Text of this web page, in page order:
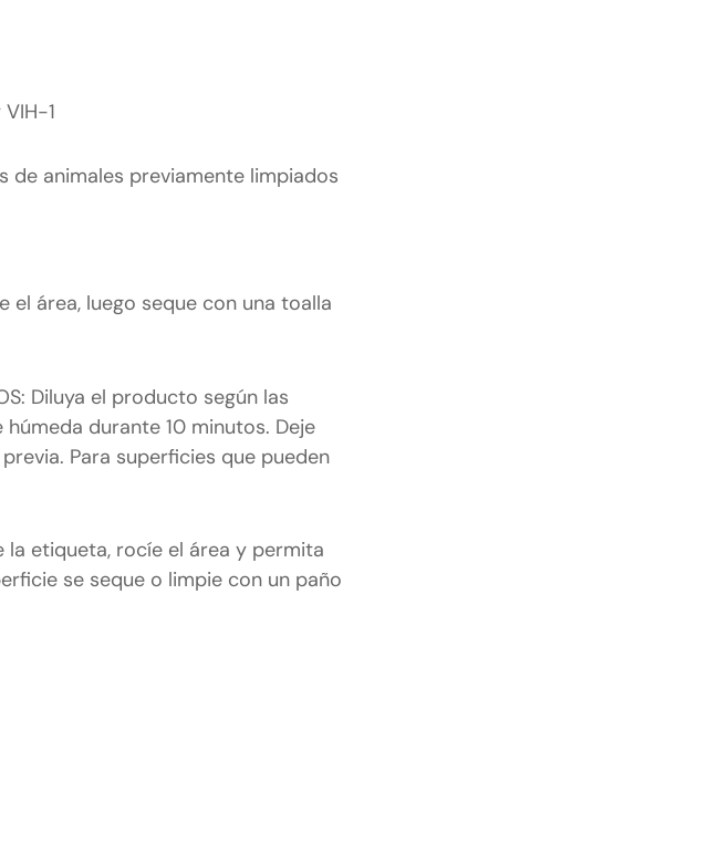
1
de animales previamente limpiados
el área, luego seque con una toalla
Diluya el producto según las
durante 10 minutos. Deje
Para superficies que pueden
la etiqueta, rocíe el área y permita
se seque o limpie con un paño